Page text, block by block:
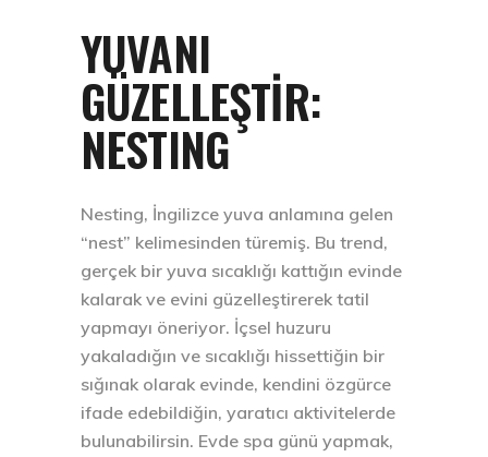
YUVANI
GÜZELLEŞTİR:
NESTING
Nesting, İngilizce yuva anlamına gelen
“nest” kelimesinden türemiş. Bu trend,
gerçek bir yuva sıcaklığı kattığın evinde
kalarak ve evini güzelleştirerek tatil
yapmayı öneriyor. İçsel huzuru
yakaladığın ve sıcaklığı hissettiğin bir
sığınak olarak evinde, kendini özgürce
ifade edebildiğin, yaratıcı aktivitelerde
bulunabilirsin. Evde spa günü yapmak,